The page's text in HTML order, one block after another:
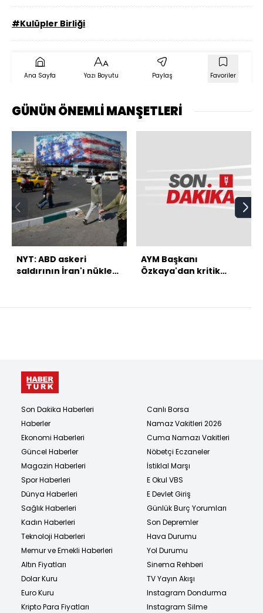
#Kulüpler Birliği
Ana Sayfa Yazı Boyutu Paylaş Favoriler
GÜNÜN ÖNEMLİ MANŞETLERİ
NYT: ABD askeri
saldırının İran'ı nükleer
şüpheli
AYM Başkanı
Özkaya'dan kritik
Son Dakika Haberleri
Haberler
Ekonomi Haberleri
Güncel Haberler
Magazin Haberleri
Spor Haberleri
Dünya Haberleri
Sağlık Haberleri
Kadın Haberleri
Teknoloji Haberleri
Memur ve Emekli Haberleri
Altın Fiyatları
Dolar Kuru
Euro Kuru
Kripto Para Fiyatları
Canlı Borsa
Namaz Vakitleri 2026
Cuma Namazı Vakitleri
Nöbetçi Eczaneler
İstiklal Marşı
E Okul VBS
E Devlet Giriş
Günlük Burç Yorumları
Son Depremler
Hava Durumu
Yol Durumu
Sinema Rehberi
TV Yayın Akışı
Instagram Dondurma
Instagram Silme